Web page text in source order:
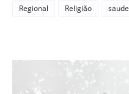
Regional Religião saude